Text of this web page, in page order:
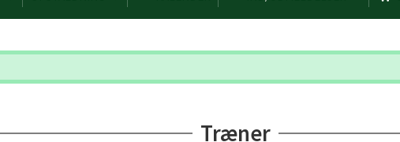
Træner